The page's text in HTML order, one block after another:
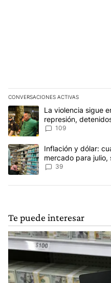
CONVERSACIONES ACTIVAS
Este listado muestra los
Un artículo de tendencia con
La violencia sigue
represión,
109
Un artículo de tendencia con
Inflación y dólar:
mercado para julio,
39